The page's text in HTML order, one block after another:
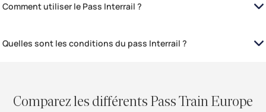
Comment utiliser le Pass Interrail ?
Quelles sont les conditions du pass Interrail ?
Comparez les différents Pass Train Europe